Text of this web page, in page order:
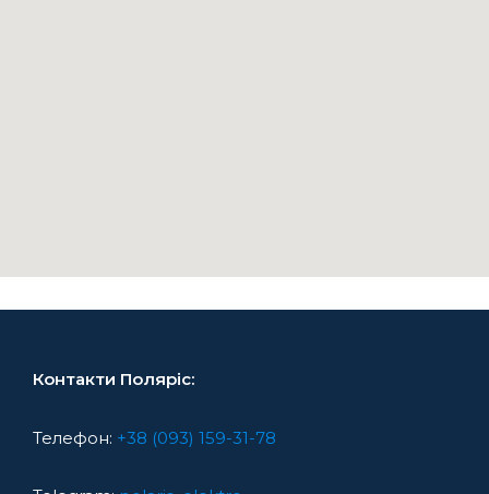
Контакти Поляріс:
Телефон: +38 (093) 159-31-78